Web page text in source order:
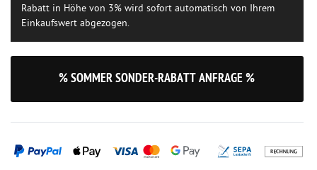
Rabatt in Höhe von 3% wird sofort automatisch von Ihrem
Einkaufswert abgezogen.
% SOMMER SONDER-RABATT ANFRAGE %